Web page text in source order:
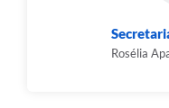
Rosélia